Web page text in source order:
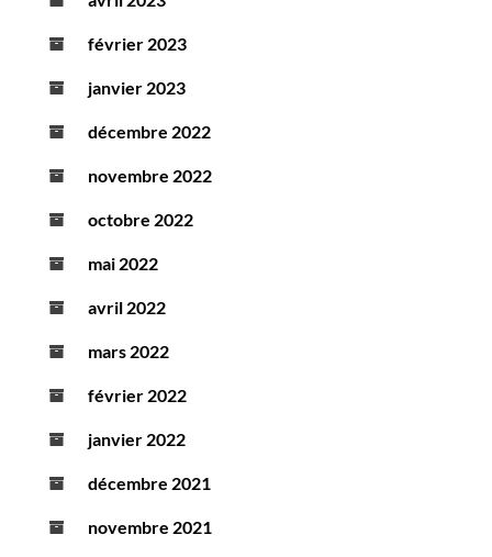
février 2023
janvier 2023
décembre 2022
novembre 2022
octobre 2022
mai 2022
avril 2022
mars 2022
février 2022
janvier 2022
décembre 2021
novembre 2021